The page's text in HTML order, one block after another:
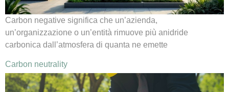
Carbon negative significa che un’azienda,
un’organizzazione o un’entità rimuove più anidride
carbonica dall’atmosfera di quanta ne emette
Carbon neutrality